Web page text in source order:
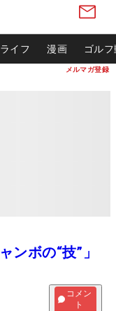
メルマガ登録
ライフ 漫画 ゴル
ンボの“技”」
コメン
ト